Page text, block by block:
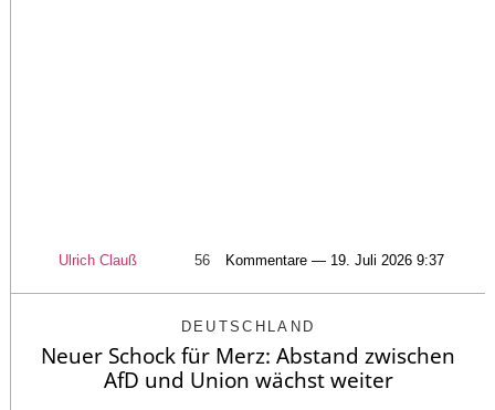
Ulrich Clauß 56 Kommentare — 19. Juli 2026 9:37
DEUTSCHLAND
Neuer Schock für Merz: Abstand zwischen
AfD und Union wächst weiter